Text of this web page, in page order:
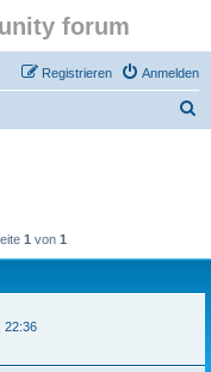
forum
Anmelden
Registrieren
1 von 1
22:36